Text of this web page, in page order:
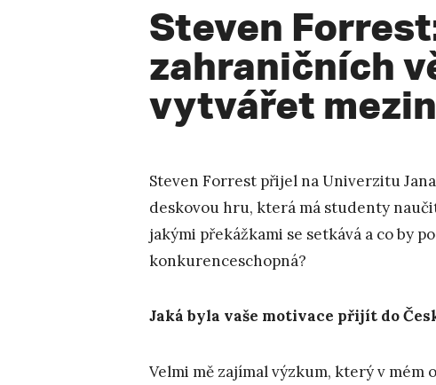
Steven
zahraničních
vytvářet
Steven Forrest přijel na Univerzitu
deskovou hru, která má studenty
jakými překážkami se setkává a co by
konkurenceschopná?
Jaká byla vaše motivace přijít do
Velmi mě zajímal výzkum, který v mém